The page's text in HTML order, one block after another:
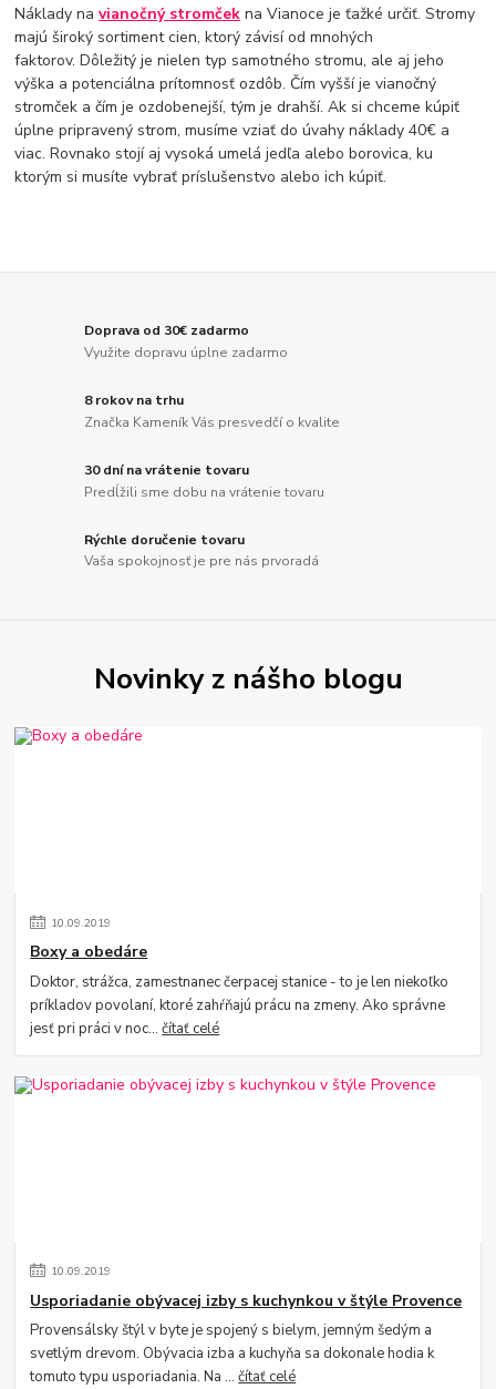
Náklady navianočný stromček na Vianoce je ťažké určiť. Stromy
majú široký sortiment cien, ktorý závisí od mnohých
faktorov. Dôležitý je nielen typ samotného stromu, ale aj jeho
výška a potenciálna prítomnosť ozdôb. Čím vyšší je vianočný
stromček a čím je ozdobenejší, tým je drahší. Ak si chceme kúpiť
úplne pripravený strom, musíme vziať do úvahy náklady 40€ a
viac. Rovnako stojí aj vysoká umelá jedľa alebo borovica, ku
ktorým si musíte vybrať príslušenstvo alebo ich kúpiť.
Doprava od 30€ zadarmo
Využite dopravu úplne zadarmo
8 rokov na trhu
Značka Kameník Vás presvedčí o kvalite
30 dní na vrátenie tovaru
Predĺžili sme dobu na vrátenie tovaru
Rýchle doručenie tovaru
Vaša spokojnosť je pre nás prvoradá
Novinky z nášho blogu
10.09.2019
Boxy a obedáre
Doktor, strážca, zamestnanec čerpacej stanice - to je len niekoľko
príkladov povolaní, ktoré zahŕňajú prácu na zmeny. Ako správne
jesť pri práci v noc...čítať celé
10.09.2019
Usporiadanie obývacej izby s kuchynkou v štýle Provence
Provensálsky štýl v byte je spojený s bielym, jemným šedým a
svetlým drevom. Obývacia izba a kuchyňa sa dokonale hodia k
tomuto typu usporiadania. Na ...čítať celé